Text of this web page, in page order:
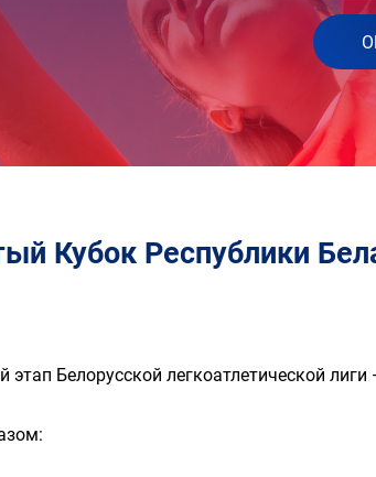
Кубок Республики
этап Белорусской легкоатлетической